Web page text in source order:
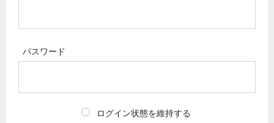
パスワード
ログイン状態を維持する